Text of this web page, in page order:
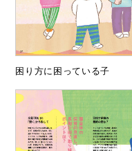
困り方に困っている子